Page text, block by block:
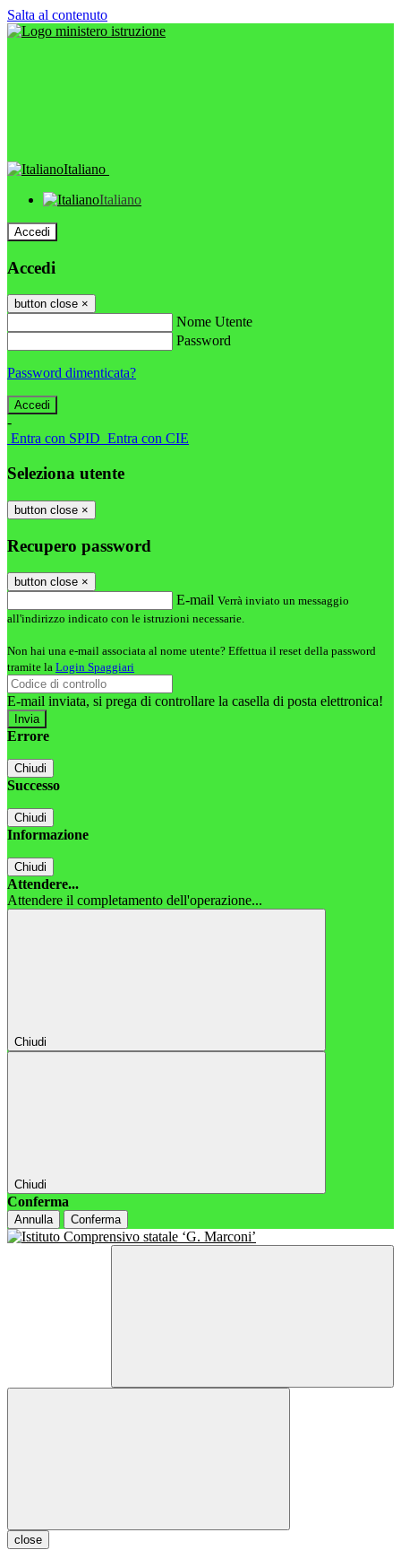
Salta al contenuto
Italiano
Italiano
Accedi
Accedi
button close ×
Nome Utente
Password
Password dimenticata?
-
Entra con SPID Entra con CIE
Seleziona utente
button close ×
Recupero password
button close ×
E-mail Verrà inviato un messaggio
all'indirizzo indicato con le istruzioni necessarie.
Non hai una e-mail associata al nome utente? Effettua il reset della password
tramite la Login Spaggiari
E-mail inviata, si prega di controllare la casella di posta elettronica!
Errore
Chiudi
Successo
Chiudi
Informazione
Chiudi
Attendere...
Attendere il completamento dell'operazione...
Chiudi
Chiudi
Conferma
Annulla Conferma
close